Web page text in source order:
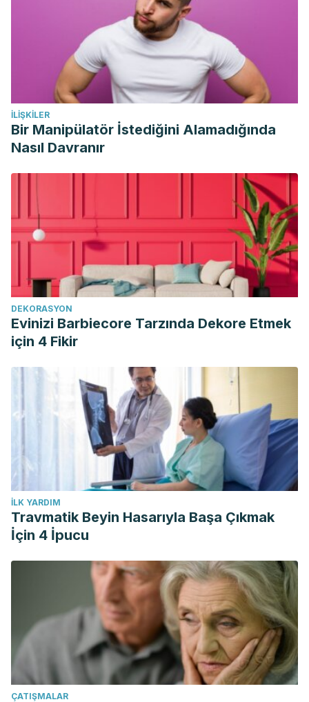
Modulating Intracellular Molecular Targets and Inhibiting P.
acnes. Journal of Investigative Dermatology.
2013;133(2):429-440.
Feily A, Kazerouni A, Pazyar N, Yaghoobi R. Oatmeal in
dermatology: A brief review. Indian Journal of Dermatology,
Venereology, and Leprology. 2012;78(2):142.
Ranasinghe P, Pigera S, Premakumara G, Galappaththy P et
al. Medicinal properties of “true” cinnamon (Cinnamomum
Mandal MD, Mandal S. Honey: its medicinal property and
antibacterial activity.Asian Pac J Trop Biomed.
2011;1(2):154–160.
Mazzarello V, Donadu MG, Ferrari M, Piga G et al.
Treatment of acne with a combination of propolis, tea tree
Aloe vera
compared to erythromycin cream: two
double-blind investigations. Clin Pharmacol. 2018 Dec
13;10:175-181.
of applications of tea tree oil in dermatology. Int J Dermatol.
2013 Jul;52(7):784-90.
İLIŞKILER
Bir Manipülatör İstediğini Alamadığında
Nasıl Davranır
DEKORASYON
Evinizi Barbiecore Tarzında Dekore Etmek
için 4 Fikir
İLK YARDIM
Travmatik Beyin Hasarıyla Başa Çıkmak
İçin 4 İpucu
ÇATIŞMALAR